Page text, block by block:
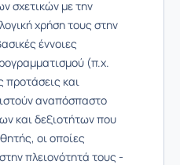
σχετικών με την
χρήση τους στην
έννοιες
(π.χ.
προτάσεις και
αναπόσπαστο
και δεξιοτήτων που
οι οποίες
πλειονότητά τους -